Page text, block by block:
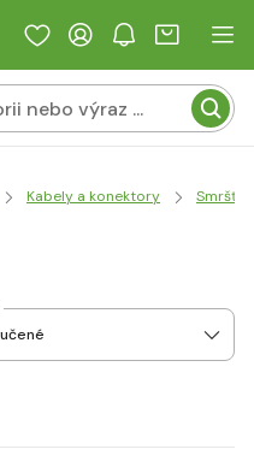
Kabely a konektory